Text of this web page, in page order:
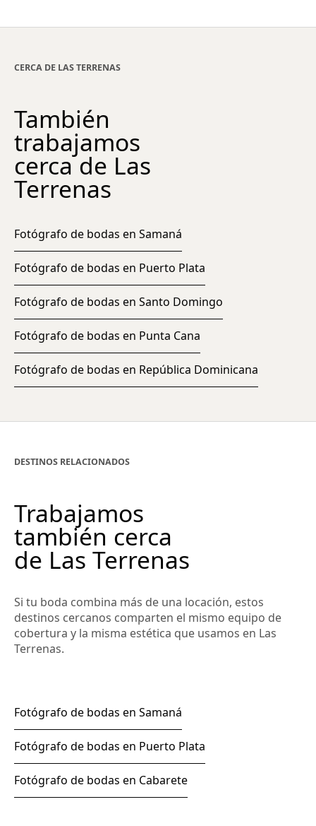
CERCA DE LAS TERRENAS
También
trabajamos
cerca de Las
Terrenas
Fotógrafo de bodas en Samaná
Fotógrafo de bodas en Puerto Plata
Fotógrafo de bodas en Santo Domingo
Fotógrafo de bodas en Punta Cana
Fotógrafo de bodas en República Dominicana
DESTINOS RELACIONADOS
Trabajamos
también cerca
de Las Terrenas
Si tu boda combina más de una locación, estos
destinos cercanos comparten el mismo equipo de
cobertura y la misma estética que usamos en Las
Terrenas.
Fotógrafo de bodas en Samaná
Fotógrafo de bodas en Puerto Plata
Fotógrafo de bodas en Cabarete